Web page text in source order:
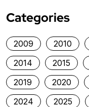
Categories
2009 2010
2014
2015
2019
2020
2024
2025